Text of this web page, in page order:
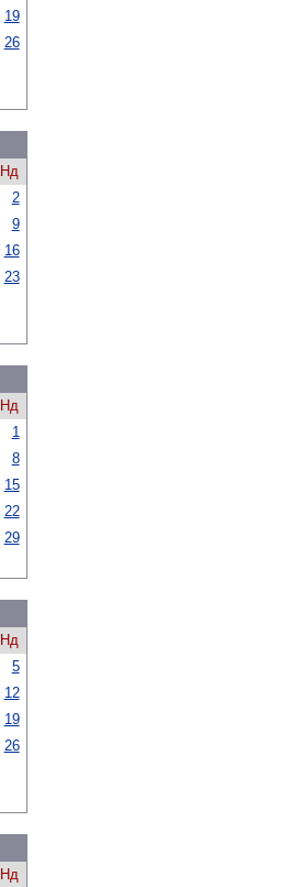
19
26
Нд
2
9
16
23
Нд
1
8
15
22
29
Нд
5
12
19
26
Нд